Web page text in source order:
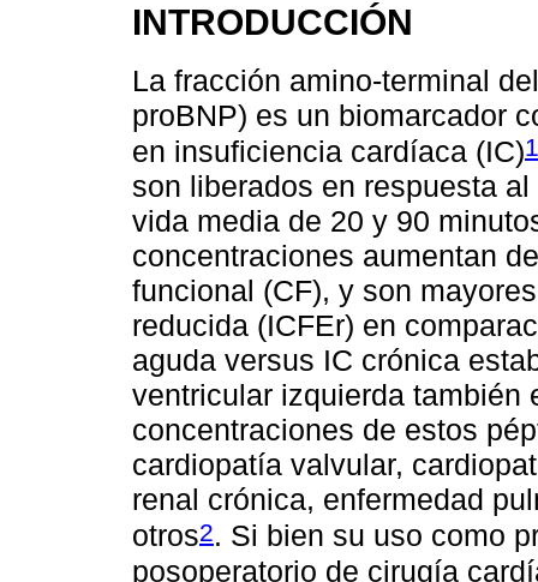
INTRODUCCIÓN
La fracción amino-terminal
proBNP) es un biomarcador
en insuficiencia cardíaca (IC)1
son liberados en respuesta
vida media de 20 y 90
concentraciones aumentan
funcional (CF), y son
reducida (ICFEr) en
aguda versus IC crónica
ventricular izquierda también
concentraciones de estos
cardiopatía valvular,
renal crónica, enfermedad
otros2. Si bien su uso como
posoperatorio de cirugía